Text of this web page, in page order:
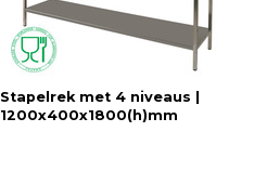
Stapelrek met 4 niveaus |
1200x400x1800(h)mm